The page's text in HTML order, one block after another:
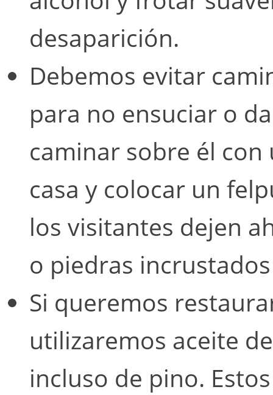
desaparición.
Debemos evitar
para no ensuciar o
caminar sobre él
casa y colocar un
los visitantes dejen
o piedras
Si queremos
utilizaremos aceite
incluso de pino.